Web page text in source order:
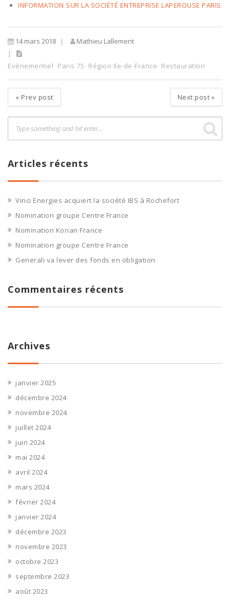
INFORMATION SUR LA SOCIÉTÉ ENTREPRISE LAPEROUSE PARIS
14 mars 2018 Mathieu Lallement
Evénementiel Paris 75 Région Ile-de-France Restauration
« Prev post Next post »
Articles récents
Vinci Energies acquiert la société IBS à Rochefort
Nomination groupe Centre France
Nomination Korian France
Nomination groupe Centre France
Generali va lever des fonds en obligation
Commentaires récents
Archives
janvier 2025
décembre 2024
novembre 2024
juillet 2024
juin 2024
mai 2024
avril 2024
mars 2024
février 2024
janvier 2024
décembre 2023
novembre 2023
octobre 2023
septembre 2023
août 2023